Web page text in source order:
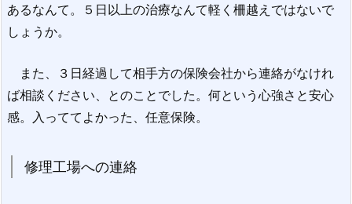
あるなんて。５日以上の治療なんて軽く柵越えではないで
しょうか。
また、３日経過して相手方の保険会社から連絡がなけれ
ば相談ください、とのことでした。何という心強さと安心
感。入っててよかった、任意保険。
修理工場への連絡